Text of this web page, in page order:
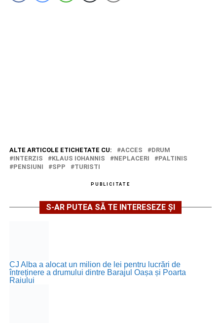
ALTE ARTICOLE ETICHETATE CU: ACCES
DRUM
INTERZIS
KLAUS IOHANNIS NEPLACERI
PALTINIS
PENSIUNI
SPP TURISTI
PUBLICITATE
S-AR PUTEA SĂ TE INTERESEZE ȘI
CJ Alba a alocat un milion de lei pentru lucrări de
întreținere a drumului dintre Barajul Oașa și Poarta
Raiului